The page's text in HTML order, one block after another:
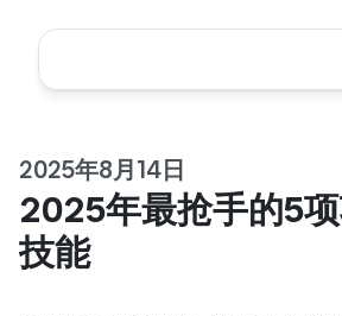
2025年8月14日
2025年最抢手的5
技能